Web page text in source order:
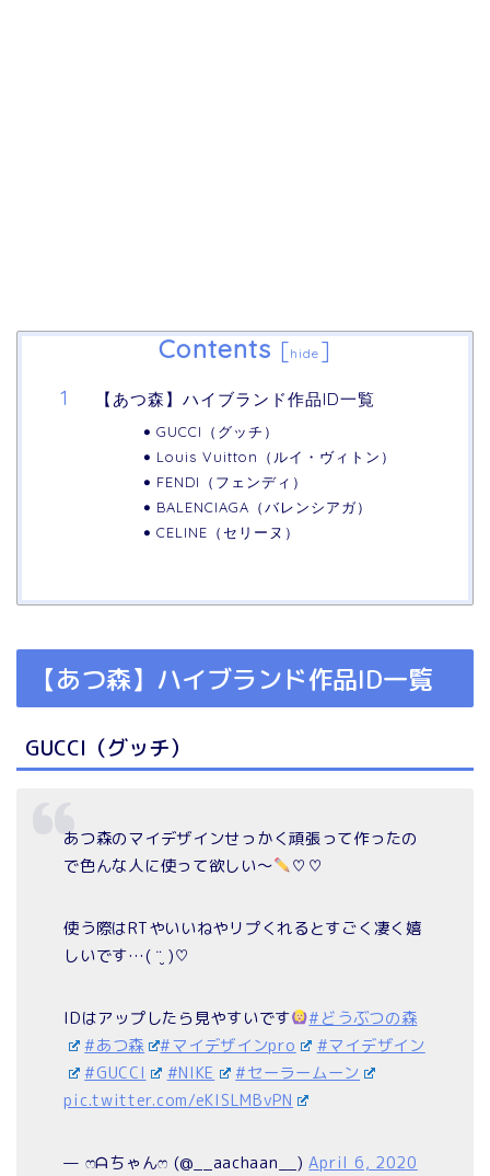
Contents [hide ]
【あつ森】ハイブランド作品ID一覧
GUCCI（グッチ）
Louis Vuitton（ルイ・ヴィトン）
FENDI（フェンディ）
BALENCIAGA（バレンシアガ）
CELINE（セリーヌ）
【あつ森】ハイブランド作品ID一覧
GUCCI（グッチ）
あつ森のマイデザインせっかく頑張って作ったの
で色んな人に使って欲しい～
♡♡
使う際はRTやいいねやリプくれるとすごく凄く嬉
しいです…( ¨̮ )︎︎♡
IDはアップしたら見やすいです
#どうぶつの森
#あつ森
#マイデザインpro
#マイデザイン
#GUCCI
#NIKE
#セーラームーン
pic.twitter.com/eKlSLMBvPN
— ෆᗩちゃんෆ (@__aachaan__)April 6, 2020